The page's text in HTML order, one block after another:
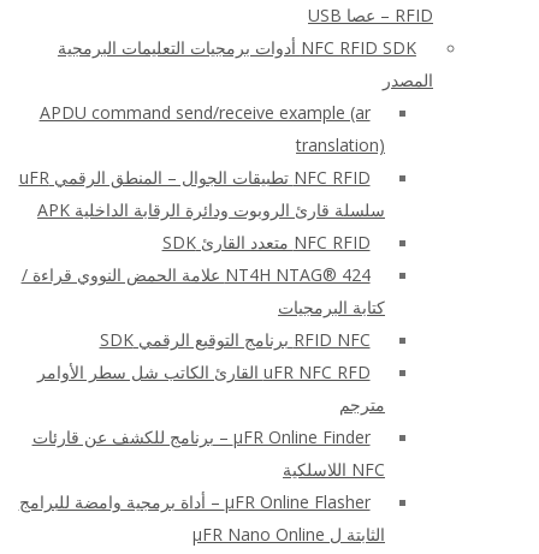
RFID – عصا USB
NFC RFID SDK أدوات برمجيات التعليمات البرمجية
المصدر
APDU command send/receive example (ar
translation)
NFC RFID تطبيقات الجوال – المنطق الرقمي uFR
سلسلة قارئ الروبوت ودائرة الرقابة الداخلية APK
NFC RFID متعدد القارئ SDK
NT4H NTAG® 424 علامة الحمض النووي قراءة /
كتابة البرمجيات
RFID NFC برنامج التوقيع الرقمي SDK
uFR NFC RFD القارئ الكاتب شل سطر الأوامر
مترجم
μFR Online Finder – برنامج للكشف عن قارئات
NFC اللاسلكية
μFR Online Flasher – أداة برمجية وامضة للبرامج
الثابتة ل μFR Nano Online